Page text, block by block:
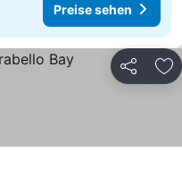
Preise sehen
Teilen